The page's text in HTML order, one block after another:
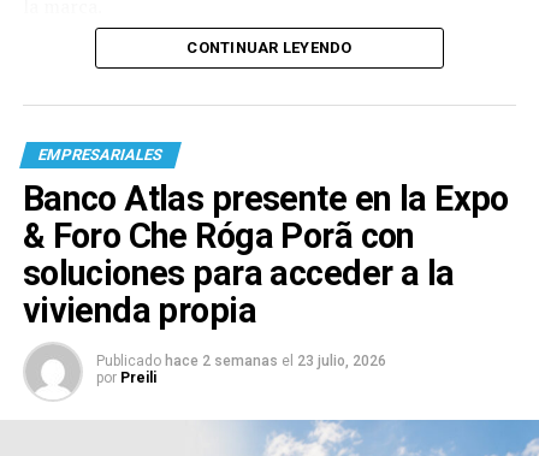
CONTINUAR LEYENDO
EMPRESARIALES
Banco Atlas presente en la Expo
& Foro Che Róga Porã con
soluciones para acceder a la
vivienda propia
Publicado hace 2 semanas el 23 julio, 2026
por Preili